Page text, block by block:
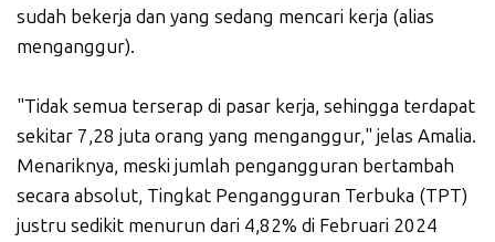
sudah bekerja dan yang sedang mencari kerja (alias
menganggur).
"Tidak semua terserap di pasar kerja, sehingga terdapat
sekitar 7,28 juta orang yang menganggur," jelas Amalia.
Menariknya, meski jumlah pengangguran bertambah
secara absolut, Tingkat Pengangguran Terbuka (TPT)
justru sedikit menurun dari 4,82% di Februari 2024